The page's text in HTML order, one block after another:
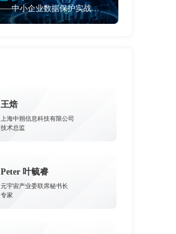
6月24日 守护数据 韧性增长 ——中小企业数据保护实战研讨会
王焙
上海中朔信息科技有限公司
技术总监
Peter 叶毓睿
元宇宙产业委联席秘书长
专家